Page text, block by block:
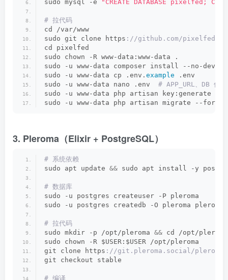
sudo mysql -e
"CREATE DATABASE pixelfed;
# 拉代码
cd /var/www
sudo git clone https ://github.com/pixelfed/
cd pixelfed
sudo chown -R www-data:www-data .
sudo -u www-data composer install --no-dev
sudo -u www-data cp .env. example .env
sudo -u www-data nano .env
# APP_URL、DB 信
sudo -u www-data php artisan key:generate
sudo -u www-data php artisan migrate --force
3. Pleroma（Elixir + PostgreSQL）
# 系统依赖
sudo apt update && sudo apt install -y
# 数据库
sudo -u postgres createuser -P pleroma
sudo -u postgres createdb -O pleroma pleroma
# 拉代码
sudo mkdir -p /opt/pleroma && cd /opt/pleroma
sudo chown -R $USER:$USER /opt/pleroma
git clone https ://git.pleroma.social/
git checkout stable
# 编译